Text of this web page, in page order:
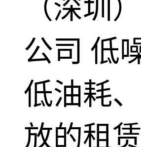
（深圳
公司 低
低油耗
放的租